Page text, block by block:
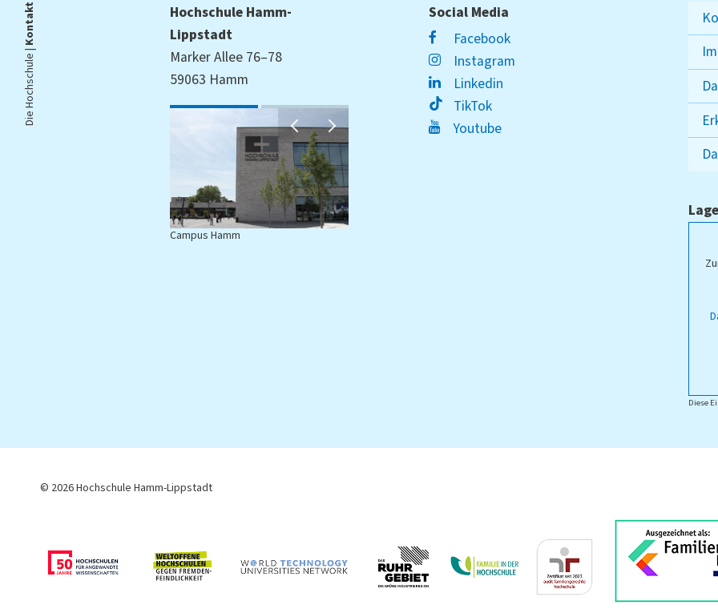
Die Hochschule |
Kontakt
Hochschule Hamm-
Lippstadt
Marker Allee 76–78
59063 Hamm
Campus Hamm
Social Media
Facebook
Instagram
Linkedin
TikTok
Youtube
Diese
© 2026 Hochschule Hamm-Lippstadt